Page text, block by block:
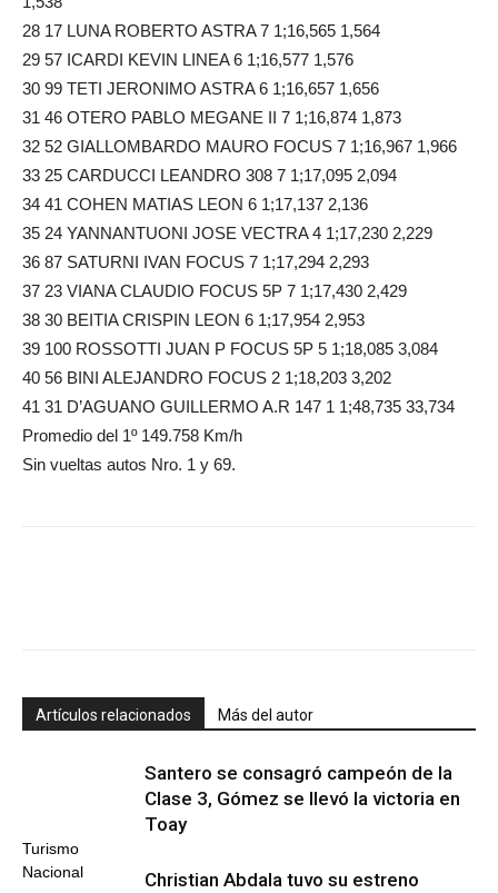
28 17 LUNA ROBERTO ASTRA 7 1;16,565 1,564
29 57 ICARDI KEVIN LINEA 6 1;16,577 1,576
30 99 TETI JERONIMO ASTRA 6 1;16,657 1,656
31 46 OTERO PABLO MEGANE II 7 1;16,874 1,873
32 52 GIALLOMBARDO MAURO FOCUS 7 1;16,967 1,966
33 25 CARDUCCI LEANDRO 308 7 1;17,095 2,094
34 41 COHEN MATIAS LEON 6 1;17,137 2,136
35 24 YANNANTUONI JOSE VECTRA 4 1;17,230 2,229
36 87 SATURNI IVAN FOCUS 7 1;17,294 2,293
37 23 VIANA CLAUDIO FOCUS 5P 7 1;17,430 2,429
38 30 BEITIA CRISPIN LEON 6 1;17,954 2,953
39 100 ROSSOTTI JUAN P FOCUS 5P 5 1;18,085 3,084
40 56 BINI ALEJANDRO FOCUS 2 1;18,203 3,202
41 31 D’AGUANO GUILLERMO A.R 147 1 1;48,735 33,734
Promedio del 1º 149.758 Km/h
Sin vueltas autos Nro. 1 y 69.
Artículos relacionados Más del autor
Turismo
Nacional
Santero se consagró campeón de la
Clase 3, Gómez se llevó la victoria en
Toay
Christian Abdala tuvo su estreno